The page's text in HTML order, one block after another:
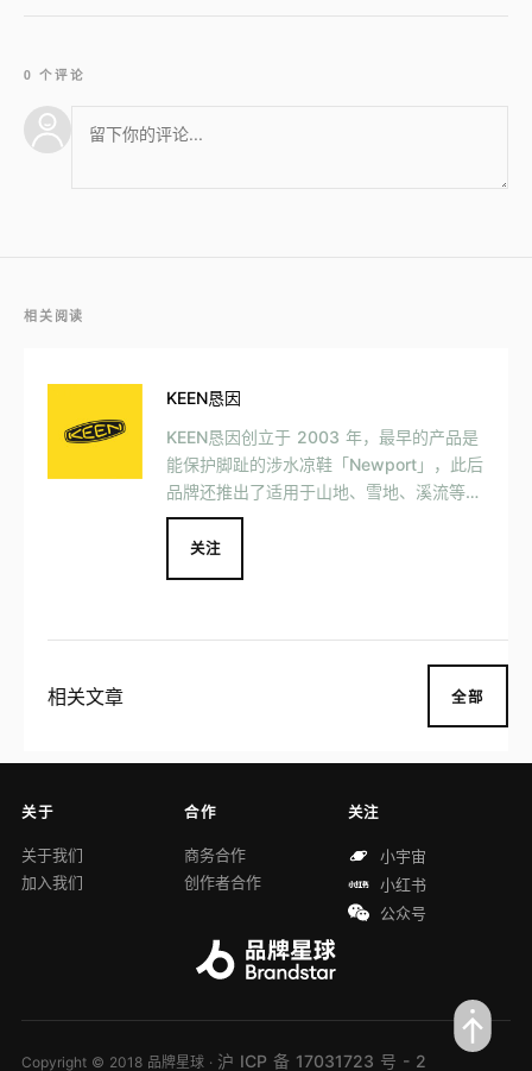
0 个评论
相关阅读
KEEN恳因
KEEN恳因创立于 2003 年，最早的产品是
能保护脚趾的涉水凉鞋「Newport」，此后
品牌还推出了适用于山地、雪地、溪流等更
多场景的户外鞋履。 除美国以外，KEEN 目
前已进入澳大利亚、法国、俄罗斯、韩国等
33 个国家和地区，于 2006 年进入中国。
关注
相关文章 全部
关于
关于我们
加入我们
合作
商务合作
创作者合作
关注
小宇宙
小红书
公众号
Copyright © 2018 品牌星球 · 沪 ICP 备 17031723 号 - 2